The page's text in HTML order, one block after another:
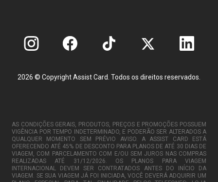
2026 © Copyright Assist Card. Todos os direitos reservados.
AS CONDIÇÕES GERAIS, PRODUTOS, PREÇOS E PROMOÇÕES POSSUEM
VIGÊNCIA POR TEMPO INDETERMINADO, E PODERÃO SER ALTERADOS A
QUALQUER MOMENTO SEM PRÉVIO AVISO. A ASSIST CARD ESTÁ
OFERECENDO ATÉ 45% DE DESCONTO PARA PLANOS DE ATÉ 30 DIAS DE
VIAGEM, COM PARCELAMENTO COM E/OU SEM JUROS NAS COMPRAS
REALIZADAS ATÉ 31/12/2026. OS PLANOS PARA VIAGEM
INTERNACIONAL DEVEM SER CONTRATADOS ANTES DO INÍCIO DA
VIAGEM. SE SUA VIAGEM JÁ FOI INICIADA, VOCÊ DEVERÁ ADQUIRIR UM